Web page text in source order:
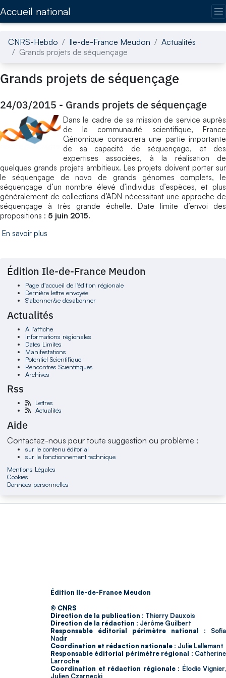
Accueil national
CNRS-Hebdo Ile-de-France Meudon
Actualités
Grands projets de séquençage
Grands projets de séquençage
24/03/2015 - Grands projets de séquençage
Dans le cadre de sa mission de service auprès
de la communauté scientifique, France
Génomique consacrera une partie importante
de sa capacité de séquençage, et des
expertises associées, à la réalisation de
quelques grands projets ambitieux. Les projets doivent porter sur
le séquençage de novo de grands génomes complets, le
séquençage d’un nombre élevé d’individus d’espèces, et plus
généralement de collections d’ADN nécessitant une approche de
séquençage à très grande échelle. Date limite d’envoi des
propositions : 5 juin 2015.
En savoir plus
Édition Ile-de-France Meudon
Page d'accueil de l'édition régionale
Dernière lettre envoyée
S'abonner/se désabonner
Actualités
À l'affiche
Informations régionales
Dates Limites
Manifestations
Potentiel Scientifique
Rencontres Scientifiques
Archives
Rss
Lettres
Actualités
Aide
Contactez-nous pour toute suggestion ou problème :
sur le contenu éditorial
sur le fonctionnement technique
Mentions Légales
Cookies
Données personnelles
Édition Ile-de-France Meudon
© CNRS
Direction de la publication : Thierry Dauxois
Direction de la rédaction : Jérôme Guilbert
Responsable éditorial périmètre national : Sofia
Nadir
Coordination et rédaction nationale : Julie Lallemant
Responsable éditorial périmètre régional : Catherine
Larroche
Coordination et rédaction régionale : Élodie Vignier,
Julien Czarnecki